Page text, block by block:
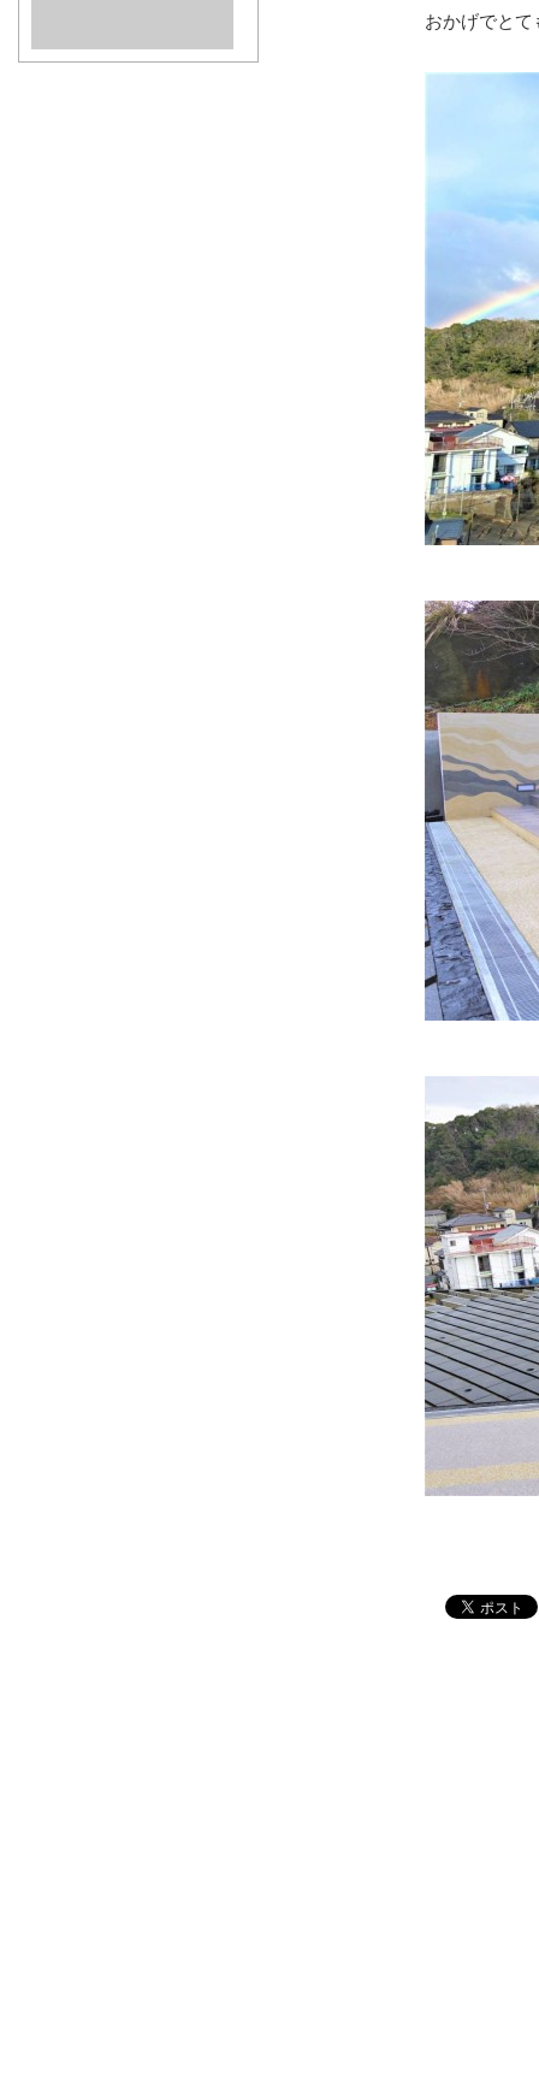
おかげでと